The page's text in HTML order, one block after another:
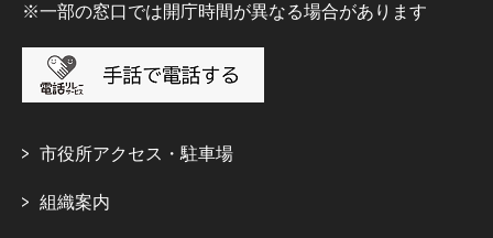
※一部の窓口では開庁時間が異なる場合があります
市役所アクセス・駐車場
組織案内